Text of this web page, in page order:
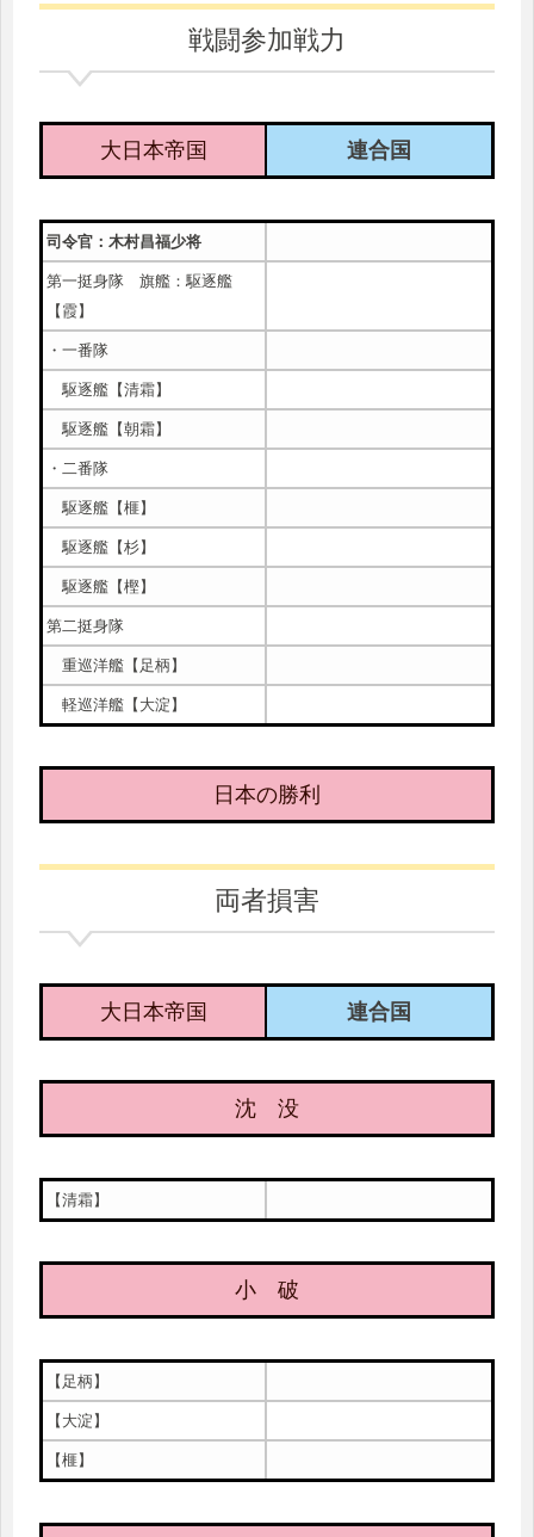
戦闘参加戦力
大日本帝国 連合国
司令官：木村昌福少将
第一挺身隊 旗艦：駆逐艦
【霞】
・一番隊
駆逐艦【清霜】
駆逐艦【朝霜】
・二番隊
駆逐艦【榧】
駆逐艦【杉】
駆逐艦【樫】
第二挺身隊
重巡洋艦【足柄】
軽巡洋艦【大淀】
日本の勝利
両者損害
大日本帝国 連合国
沈 没
【清霜】
小 破
【足柄】
【大淀】
【榧】